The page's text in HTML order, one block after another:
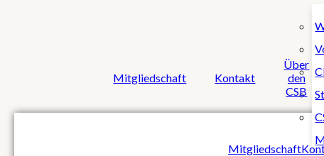
Mitgliedschaft Kontakt
Über
den
CSB
Mitgliedschaft